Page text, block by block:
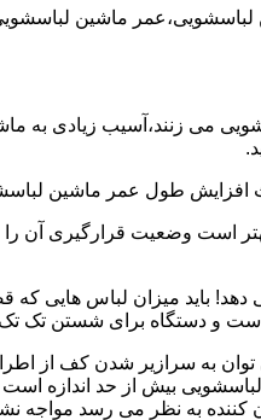
لباسشویی،عمر ماشین
می زنند،آسیب زیادی به
افزایش طول عمر ماشین
است وضعیت قرارگیری آن را
باید میزان لباس هایی که
و دستگاه برای شستن تک
به سرازیر شدن کف از
بیش از حد اندازه
کننده به نظر می رسد مواجه